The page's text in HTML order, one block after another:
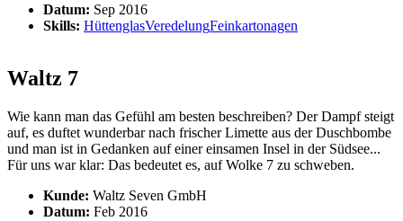
Datum: Sep 2016
Skills: HüttenglasVeredelungFeinkartonagen
Waltz 7
Wie kann man das Gefühl am besten beschreiben? Der Dampf steigt
auf, es duftet wunderbar nach frischer Limette aus der Duschbombe
und man ist in Gedanken auf einer einsamen Insel in der Südsee...
Für uns war klar: Das bedeutet es, auf Wolke 7 zu schweben.
Kunde: Waltz Seven GmbH
Datum: Feb 2016